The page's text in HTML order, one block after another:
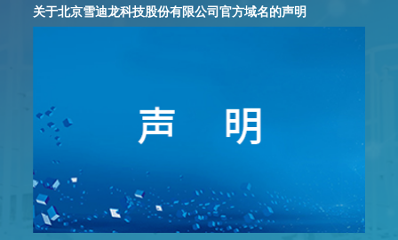
关于北京雪迪龙科技股份有限公司官方域名的声明